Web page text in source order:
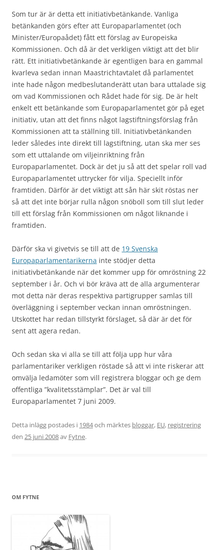
Som tur är är detta ett initiativbetänkande. Vanliga
betänkanden görs efter att Europaparlamentet (och
Minister/Europaådet) fått ett förslag av Europeiska
Kommissionen. Och då är det verkligen viktigt att det blir
rätt. Ett initiativbetänkande är egentligen bara en gammal
kvarleva sedan innan Maastrichtavtalet då parlamentet
inte hade någon medbeslutanderätt utan bara uttalade sig
om vad Kommissionen och Rådet hade för sig. De är helt
enkelt ett betänkande som Europaparlamentet gör på eget
initiativ, utan att det finns något lagstiftningsförslag från
Kommissionen att ta ställning till. Initiativbetänkanden
leder således inte direkt till lagstiftning, utan ska mer ses
som ett uttalande om viljeinriktning från
Europaparlamentet. Dock är det ju så att det spelar roll vad
Europaparlamentet uttrycker för vilja. Speciellt inför
framtiden. Därför är det viktigt att sån här skit röstas ner
så att det inte börjar rulla någon snöboll som till slut leder
till ett förslag från Kommissionen om något liknande i
framtiden.
Därför ska vi givetvis se till att de 19 Svenska
Europaparlamentarikerna inte stödjer detta
initiativbetänkande när det kommer upp för omröstning 22
september i år. Och vi bör kräva att de alla argumenterar
mot detta när deras respektiva partigrupper samlas till
överläggning i september veckan innan omröstningen.
Utskottet har redan tillstyrkt förslaget, så där är det för
sent att agera redan.
Och sedan ska vi alla se till att följa upp hur våra
parlamentariker verkligen röstade så att vi inte riskerar att
omvälja ledamöter som vill registrera bloggar och ge dem
offentliga ”kvalitetsstämplar”. Det är val till
Europaparlamentet 7 juni 2009.
Detta inlägg postades i 1984och märktes bloggar, EU, registrering
den 25 juni 2008av Fytne.
OM FYTNE